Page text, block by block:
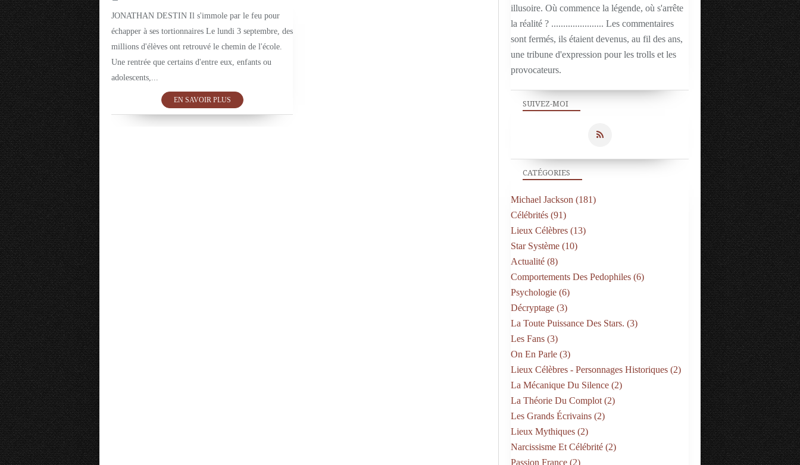
JONATHAN DESTIN Il s'immole par le feu pour
échapper à ses tortionnaires Le lundi 3 septembre, des
millions d'élèves ont retrouvé le chemin de l'école.
Une rentrée que certains d'entre eux, enfants ou
adolescents,...
EN SAVOIR PLUS SUIVEZ-MOI
illusoire. Où commence la légende, où s'arrête
la réalité ? ...................... Les commentaires
sont fermés, ils étaient devenus, au fil des ans,
une tribune d'expression pour les trolls et les
provocateurs.
CATÉGORIES
Michael Jackson (181)
Célébrités (91)
Lieux Célèbres (13)
Star Système (10)
Actualité (8)
Comportements Des Pedophiles (6)
Psychologie (6)
Décryptage (3)
La Toute Puissance Des Stars. (3)
Les Fans (3)
On En Parle (3)
Lieux Célèbres - Personnages Historiques (2)
La Mécanique Du Silence (2)
La Théorie Du Complot (2)
Les Grands Écrivains (2)
Lieux Mythiques (2)
Narcissisme Et Célébrité (2)
Passion France (2)